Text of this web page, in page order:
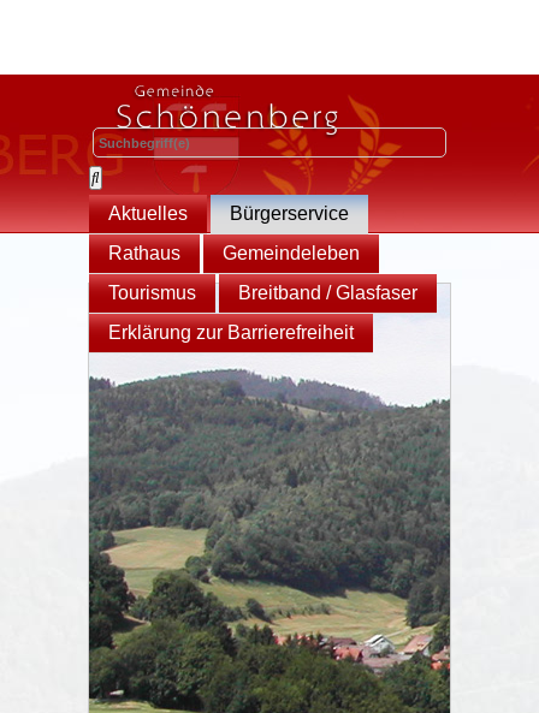
Aktuelles
Bürgerservice
Rathaus
Gemeindeleben
Tourismus
Breitband / Glasfaser
Erklärung zur Barrierefreiheit